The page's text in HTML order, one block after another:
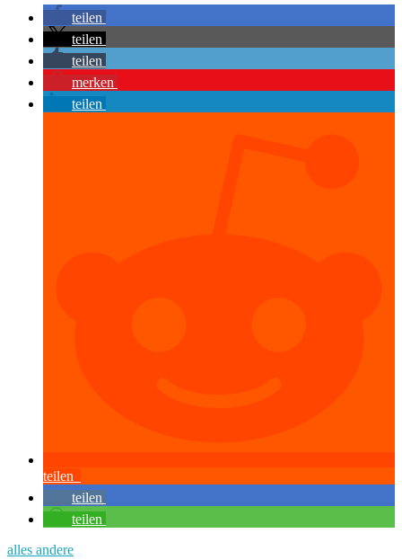
teilen
teilen
teilen
merken
teilen
teilen
teilen
teilen
alles andere